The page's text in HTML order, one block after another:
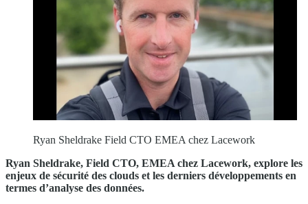
Ryan Sheldrake Field CTO EMEA chez Lacework
Ryan Sheldrake, Field CTO, EMEA chez Lacework, explore les
enjeux de sécurité des clouds et les derniers développements en
termes d’analyse des données.